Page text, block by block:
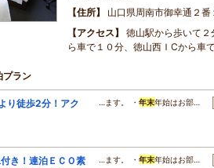
住所
山口県周南市御幸通２番
アクセス
徳山駅から歩いて
ら車で１０分、徳山西ＩCから車
プラン
徒歩2分！アク
…ます。 ・年末年始はお部…
き！連泊ＥＣＯ素
…ます。 ・年末年始はお部…